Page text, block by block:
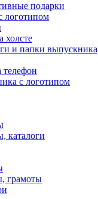
подарки
логотипом
холсте
и папки выпускника
с логотипом
каталоги
грамоты